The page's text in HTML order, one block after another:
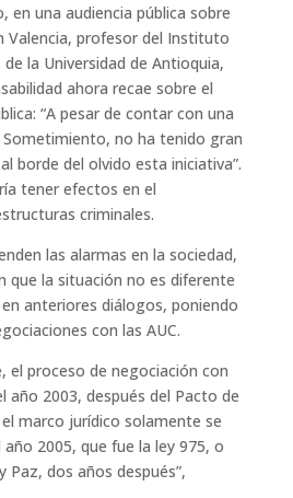
en una audiencia pública sobre
Valencia, profesor del Instituto
la Universidad de Antioquia,
ahora recae sobre el
“A pesar de contar con una
no ha tenido gran
borde del olvido esta iniciativa”.
tener efectos en el
criminales.
las alarmas en la sociedad,
que la situación no es diferente
anteriores diálogos, poniendo
con las AUC.
el proceso de negociación con
año 2003, después del Pacto de
el marco jurídico solamente se
2005, que fue la ley 975, o
Paz, dos años después”,